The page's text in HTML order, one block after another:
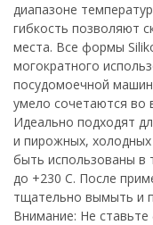
диапазоне
гибкость позволяют
места. Все формы
могократного
посудомоечной
умело сочетаются во
Идеально подходят
и пирожных, холодных
быть использованы в
до +230 С. После
тщательно вымыть и
Внимание: Не